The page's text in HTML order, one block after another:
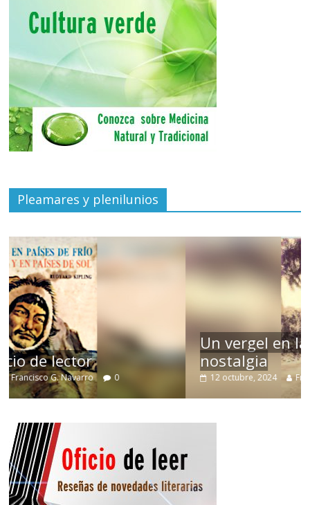
Pleamares y plenilunios
Un vergel en las nieblas de la
nostalgia
12 octubre, 2024 Francisco G. Navarro 0